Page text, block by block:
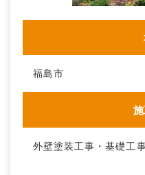
福島市
外壁塗装工事・基礎工